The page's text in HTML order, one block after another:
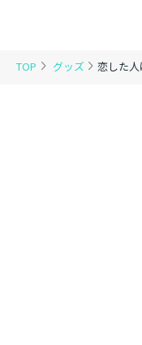
TOP グッズ 恋した